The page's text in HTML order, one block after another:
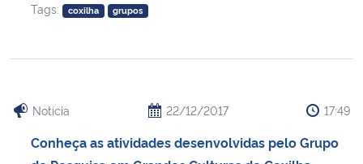
Tags:
coxilha grupos
Notícia 22/12/2017 17:49
Conheça as atividades desenvolvidas pelo Grupo